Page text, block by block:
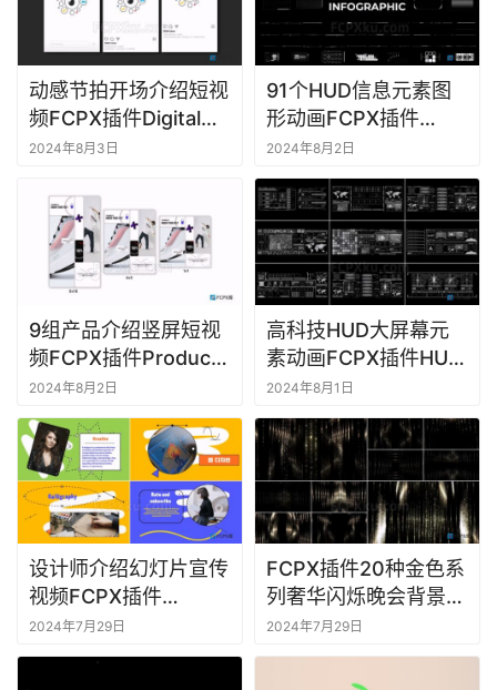
具
F
M
a
c
软
件
动感节拍开场介绍短视
频FCPX插件Digital
Agency Vertical Reel
2024年8月3日
91个HUD信息元素图
形动画FCPX插件
Identification HUD
Infographic
2024年8月2日
9组产品介绍竖屏短视
频FCPX插件Product
Bento Slides Vertical
Reel
2024年8月2日
高科技HUD大屏幕元
素动画FCPX插件HUD
Large Screens
2024年8月1日
设计师介绍幻灯片宣传
视频FCPX插件
Designer Slides
2024年7月29日
FCPX插件20种金色系
列奢华闪烁晚会背景视
频素材
2024年7月29日